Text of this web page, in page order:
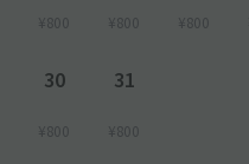
¥800 ¥800 ¥800
30
¥800
31
¥800